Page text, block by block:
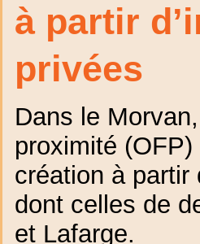
à partir
privées
Dans le
proximité
création à partir
dont celles de
et Lafarge.